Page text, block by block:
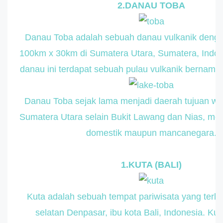
2.DANAU TOBA
Danau Toba adalah sebuah danau vulkanik
100km x 30km di Sumatera Utara, Sumatera,
danau ini terdapat sebuah pulau vulkanik
Danau Toba sejak lama menjadi daerah tujuan
Sumatera Utara selain Bukit Lawang dan Nias,
domestik maupun mancanegara.
1.KUTA (BALI)
Kuta adalah sebuah tempat pariwisata yang
selatan Denpasar, ibu kota Bali, Indonesia.